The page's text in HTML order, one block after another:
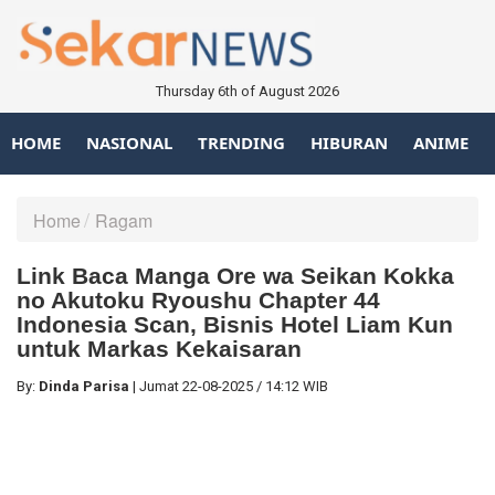
Thursday 6th of August 2026
HOME NASIONAL TRENDING HIBURAN ANIME
Home Ragam
Link Baca Manga Ore wa Seikan Kokka
no Akutoku Ryoushu Chapter 44
Indonesia Scan, Bisnis Hotel Liam Kun
untuk Markas Kekaisaran
By: Dinda Parisa | Jumat 22-08-2025 / 14:12 WIB